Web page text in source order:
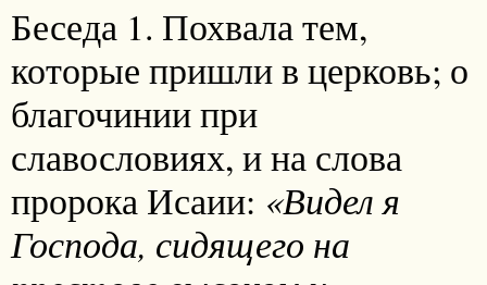
Беседа 1. Похвала тем,
которые пришли в церковь; о
благочинии при
славословиях, и на слова
пророка Исаии: «Видел я
Господа, сидящего на